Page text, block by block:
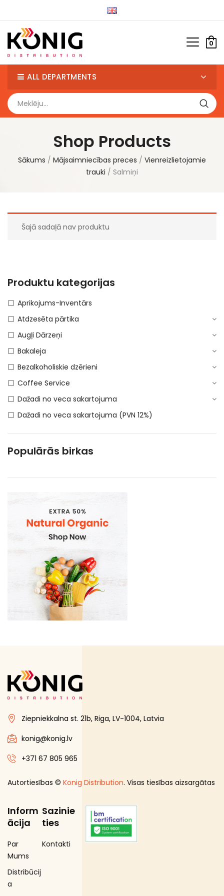
0
ALL DEPARTMENTS
Shop Products
Sākums Mājsaimniecības preces
Vienreizlietojamie
trauki
Salmiņi
Šajā sadaļā nav produktu
Produktu kategorijas
Aprikojums-Inventārs
Atdzesēta pārtika
Augļi Dārzeņi
Bakaleja
Bezalkoholiskie dzērieni
Coffee Service
Dažadi no veca sakartojuma
Dažadi no veca sakartojuma (PVN 12%)
DEPOSITA IEPAKOJUMS
E-Cigaretes
Kosmētika un higiēnas produkti
Mājsaimniecības preces
Sadzīves ķīmija
Sadzīves preces un piederumi
Vienreizlietojamie trauki
Ātrās uzkodas
Auksto dzērienu/ēdienu trauki
Bagasse (cukurniedru šķiedras) ēdiena kārbas
Bagasse (cukurniedru šķiedras) trauki
Bio atkritumu maisi
Gourmet līnija
Iesaiņojuma maisiņi
Iesaiņojuma papīrs
Karsto dzērienu krūžu piederumi
Maisiņi ar rokturiem
Porciju trauki
Salmiņi
Populārās birkas
Ziepniekkalna st. 21b, Riga, LV-1004, Latvia
konig@konig.lv
+371 67 805 965
Autortiesības © Konig Distribution. Visas tiesības aizsargātas
Inform
ācija
Par
Mums
Distribūcij
a
Sazinie
ties
Kontakti